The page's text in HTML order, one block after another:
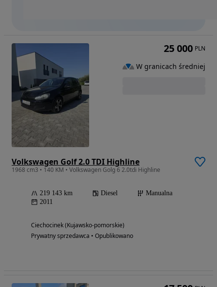
Volkswagen Golf 2.0 TDI Highline
1968 cm3 • 140 KM • Volkswagen Golg 6 2.0tdi Highline
219 143 km Diesel
Manualna
2011
Ciechocinek (Kujawsko-pomorskie)
Prywatny sprzedawca • Opublikowano
25 000 PLN
W granicach średniej